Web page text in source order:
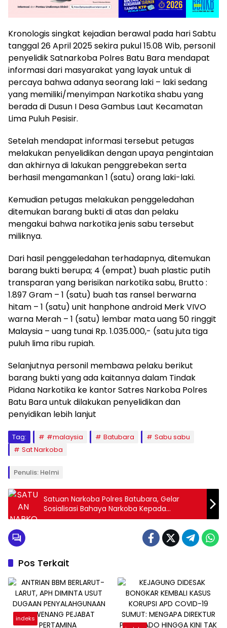
Kronologis singkat kejadian berawal pada hari Sabtu
tanggal 26 April 2025 sekira pukul 15.08 Wib, personil
penyelidik Satnarkoba Polres Batu Bara mendapat
informasi dari masyarakat yang layak untuk di
percaya bahwa adanya seorang laki – laki sedang
yang memiliki/menyimpan Narkotika shabu yang
berada di Dusun I Desa Gambus Laut Kecamatan
Lima Puluh Pesisir.
Setelah mendapat informasi tersebut petugas
melakukan penyelidikan dengan upaya pengintaian
dan akhirnya di lakukan penggrebekan serta
berhasil mengamankan 1 (satu) orang laki-laki.
Kemudian petugas melakukan penggeledahan
ditemukan barang bukti di atas dan pelaku
mengakui bahwa narkotika jenis sabu tersebut
miliknya.
Dari hasil penggeledahan terhadapnya, ditemukan
barang bukti berupa; 4 (empat) buah plastic putih
transparan yang berisikan narkotika sabu, Brutto :
1.897 Gram – 1 (satu) buah tas ransel berwarna
hitam – 1 (satu) unit hanphone android Merk VIVO
warna Merah – 1 (satu) lembar mata uang 50 ringgit
Malaysia – uang tunai Rp. 1.035.000,- (satu juta tiga
puluh lima ribu rupiah.
Selanjutnya personil membawa pelaku berikut
barang bukti yang ada kaitannya dalam Tindak
Pidana Narkotika ke kantor Satres Narkoba Polres
Batu Bara untuk dilakukan penyelidikan dan
penyidikan lebih lanjut
Tag: #malaysia Batubara
Sabu sabu
Sat Narkoba
Penulis: Helmi
Satuan Narkoba Polres Batubara, Gelar
Sosialisasi Bahaya Narkoba Kepada
Mahasiswa
Pos Terkait
indeks